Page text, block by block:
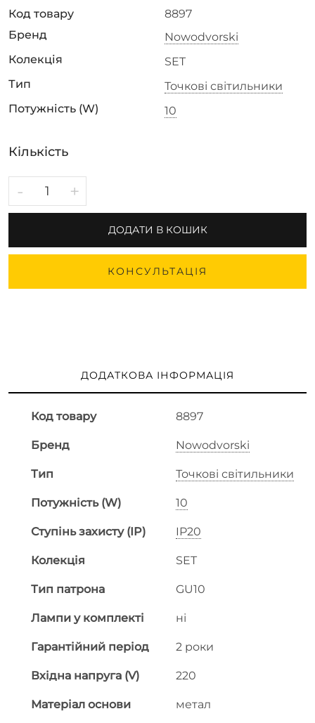
Код товару
8897
Бренд
Nowodvorski
Колекція
SET
Тип
Точкові світильники
Потужність (W)
10
Кількість
- +
ДОДАТИ В КОШИК
КОНСУЛЬТАЦІЯ
ДОДАТКОВА ІНФОРМАЦІЯ
Код товару 8897
Бренд Nowodvorski
Тип Точкові світильники
Потужність (W) 10
Ступінь захисту (IP) IP20
Колекція SET
Тип патрона GU10
Лампи у комплекті ні
Гарантійний період 2 роки
Вхідна напруга (V) 220
Матеріал основи метал